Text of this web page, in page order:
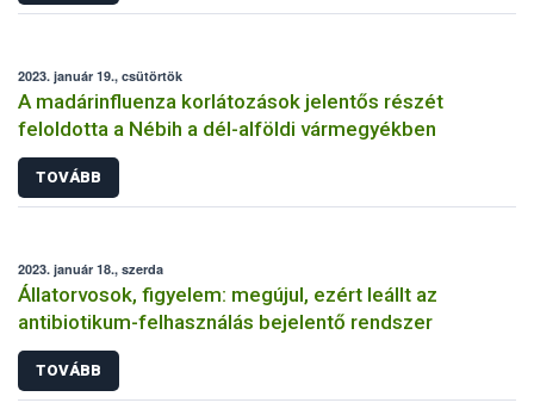
2023. január 19., csütörtök
A madárinfluenza korlátozások jelentős részét
feloldotta a Nébih a dél-alföldi vármegyékben
TOVÁBB
2023. január 18., szerda
Állatorvosok, figyelem: megújul, ezért leállt az
antibiotikum-felhasználás bejelentő rendszer
TOVÁBB